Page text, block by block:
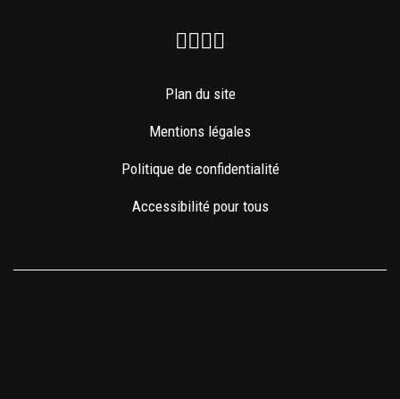
Facebook
Instagram
Youtube
Plan du site
Mentions légales
Politique de confidentialité
Accessibilité pour tous